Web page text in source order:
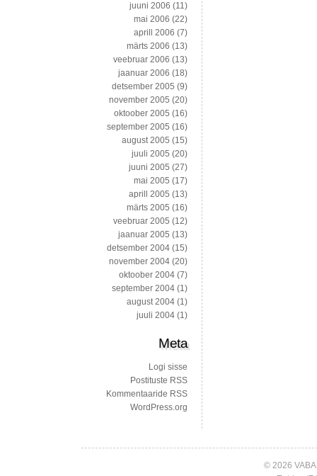
juuni 2006 (11)
mai 2006 (22)
aprill 2006 (7)
märts 2006 (13)
veebruar 2006 (13)
jaanuar 2006 (18)
detsember 2005 (9)
november 2005 (20)
oktoober 2005 (16)
september 2005 (16)
august 2005 (15)
juuli 2005 (20)
juuni 2005 (27)
mai 2005 (17)
aprill 2005 (13)
märts 2005 (16)
veebruar 2005 (12)
jaanuar 2005 (13)
detsember 2004 (15)
november 2004 (20)
oktoober 2004 (7)
september 2004 (1)
august 2004 (1)
juuli 2004 (1)
Meta
Logi sisse
Postituste RSS
Kommentaaride RSS
WordPress.org
© 2026